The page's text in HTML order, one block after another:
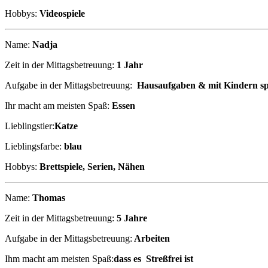
Hobbys: Videospiele
Name: Nadja
Zeit in der Mittagsbetreuung: 1 Jahr
Aufgabe in der Mittagsbetreuung: Hausaufgaben & mit Kindern
Ihr macht am meisten Spaß: Essen
Lieblingstier:Katze
Lieblingsfarbe: blau
Hobbys: Brettspiele, Serien, Nähen
Name: Thomas
Zeit in der Mittagsbetreuung: 5 Jahre
Aufgabe in der Mittagsbetreuung: Arbeiten
Ihm macht am meisten Spaß:dass es Streßfrei ist